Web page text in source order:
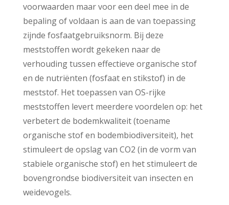
voorwaarden maar voor een deel mee in de
bepaling of voldaan is aan de van toepassing
zijnde fosfaatgebruiksnorm. Bij deze
meststoffen wordt gekeken naar de
verhouding tussen effectieve organische stof
en de nutriënten (fosfaat en stikstof) in de
meststof. Het toepassen van OS-rijke
meststoffen levert meerdere voordelen op: het
verbetert de bodemkwaliteit (toename
organische stof en bodembiodiversiteit), het
stimuleert de opslag van CO2 (in de vorm van
stabiele organische stof) en het stimuleert de
bovengrondse biodiversiteit van insecten en
weidevogels.